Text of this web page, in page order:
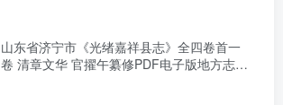
山东省济宁市《光绪嘉祥县志》全四卷首一
卷 清章文华 官擢午纂修PDF电子版地方志下